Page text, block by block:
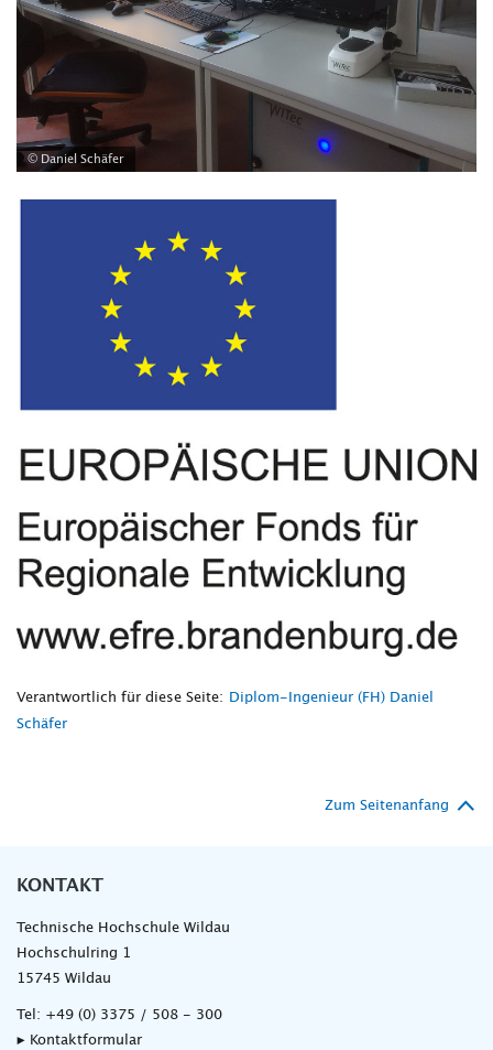
© Daniel Schäfer
Verantwortlich für diese Seite:
Diplom-Ingenieur (FH) Daniel
Schäfer
Zum Seitenanfang
KONTAKT
Technische Hochschule Wildau
Hochschulring 1
15745 Wildau
Tel: +49 (0) 3375 / 508 - 300
▸ Kontaktformular